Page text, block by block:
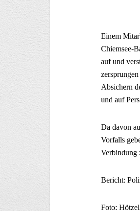
Einem
Chiemsee-
auf und
Absichern
und auf
Da davon
Vorfalls
Verbindung
Bericht:
Foto: